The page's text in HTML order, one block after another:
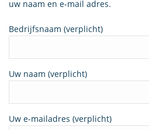
uw naam en e-mail adres.
Bedrijfsnaam (verplicht)
Uw naam (verplicht)
Uw e-mailadres (verplicht)